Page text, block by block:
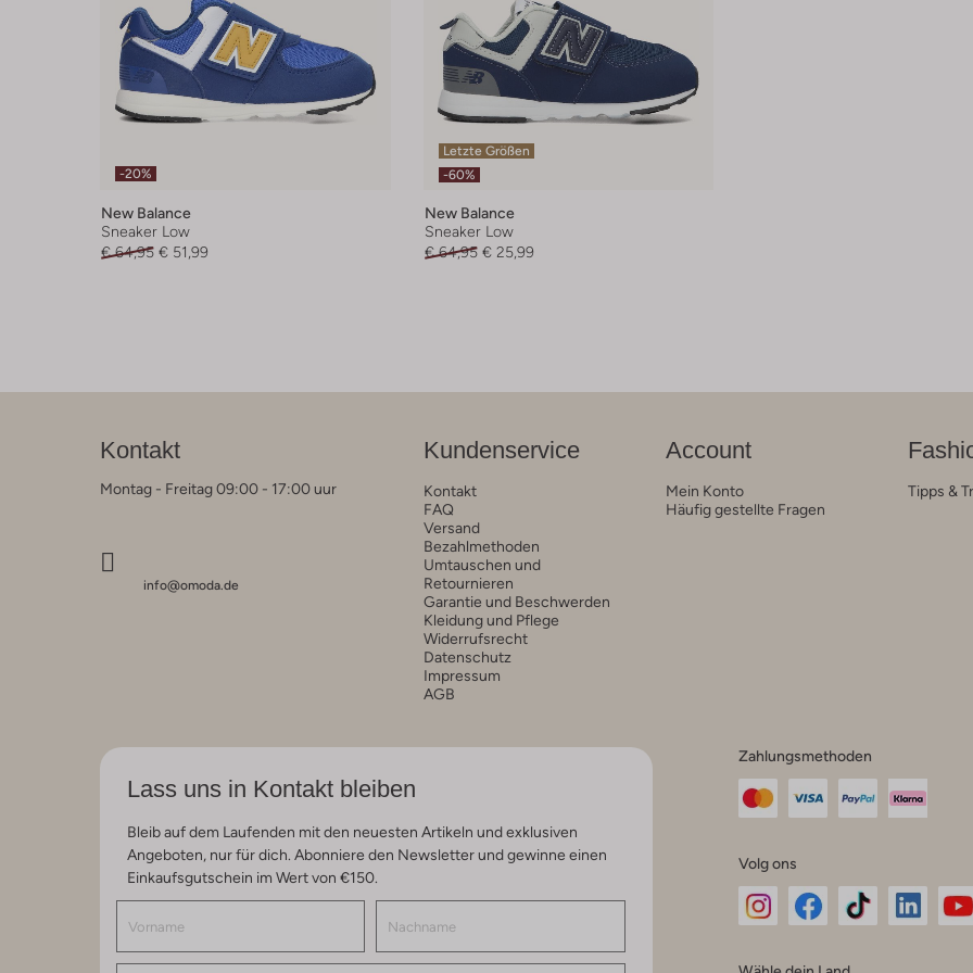
-20%
New Balance
Sneaker Low
€ 64,95 € 51,99
Letzte Größen
-60%
New Balance
Sneaker Low
€ 64,95 € 25,99
Kontakt
Montag - Freitag 09:00 - 17:00 uur
info@omoda.de
Kundenservice
Kontakt
FAQ
Versand
Bezahlmethoden
Umtauschen und
Retournieren
Garantie und Beschwerden
Kleidung und Pflege
Widerrufsrecht
Datenschutz
Impressum
AGB
Account
Mein Konto
Häufig gestellte Fragen
Tipps &
Lass uns in Kontakt bleiben
Bleib auf dem Laufenden mit den neuesten Artikeln und exklusiven
Angeboten, nur für dich. Abonniere den Newsletter und gewinne einen
Einkaufsgutschein im Wert von €150.
Zahlungsmethoden
Volg ons